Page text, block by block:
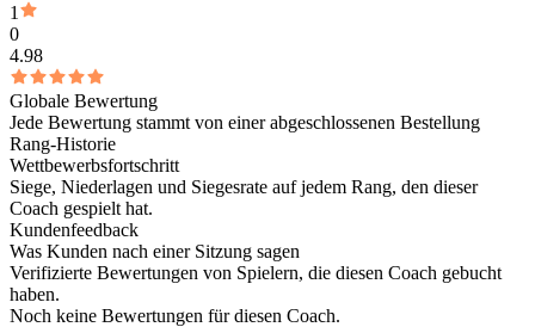
1
0
4.98
Globale Bewertung
Jede Bewertung stammt von einer abgeschlossenen Bestellung
Rang-Historie
Wettbewerbsfortschritt
Siege, Niederlagen und Siegesrate auf jedem Rang, den dieser
Coach gespielt hat.
Kundenfeedback
Was Kunden nach einer Sitzung sagen
Verifizierte Bewertungen von Spielern, die diesen Coach gebucht
haben.
Noch keine Bewertungen für diesen Coach.